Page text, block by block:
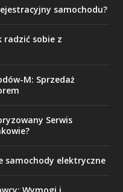
samochodu?
radzić sobie z
M: Sprzedaż
Serwis
samochody elektryczne
Wymogi i